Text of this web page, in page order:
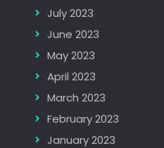
July 2023
June 2023
May 2023
April 2023
March 2023
February 2023
January 2023